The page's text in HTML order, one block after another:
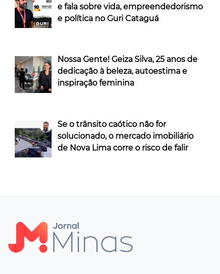
e fala sobre vida, empreendedorismo
e política no Guri Cataguá
Nossa Gente! Geiza Silva, 25 anos de
dedicação à beleza, autoestima e
inspiração feminina
Se o trânsito caótico não for
solucionado, o mercado imobiliário
de Nova Lima corre o risco de falir